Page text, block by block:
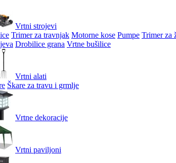
Vrtni strojevi
Trimer za travnjak Motorne kose Pumpe Trimer za
Drobilice grana Vrtne bušilice
Vrtni alati
Škare za travu i grmlje
Vrtne dekoracije
Vrtni paviljoni